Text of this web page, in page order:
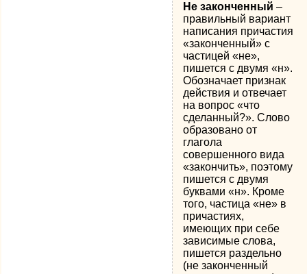
Не законченный –
правильный вариант
написания причастия
«законченный» с
частицей «не»,
пишется с двумя «н».
Обозначает признак
действия и отвечает
на вопрос «что
сделанный?». Слово
образовано от
глагола
совершенного вида
«закончить», поэтому
пишется с двумя
буквами «н». Кроме
того, частица «не» в
причастиях,
имеющих при себе
зависимые слова,
пишется раздельно
(не законченный